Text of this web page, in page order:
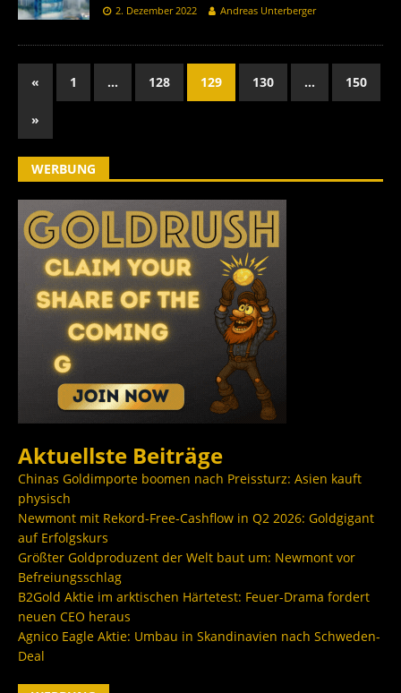
2. Dezember 2022 Andreas Unterberger
« 1 … 128 129 130 … 150
»
WERBUNG
Aktuellste Beiträge
Chinas Goldimporte boomen nach Preissturz: Asien kauft
physisch
Newmont mit Rekord-Free-Cashflow in Q2 2026: Goldgigant
auf Erfolgskurs
Größter Goldproduzent der Welt baut um: Newmont vor
Befreiungsschlag
B2Gold Aktie im arktischen Härtetest: Feuer-Drama fordert
neuen CEO heraus
Agnico Eagle Aktie: Umbau in Skandinavien nach Schweden-
Deal